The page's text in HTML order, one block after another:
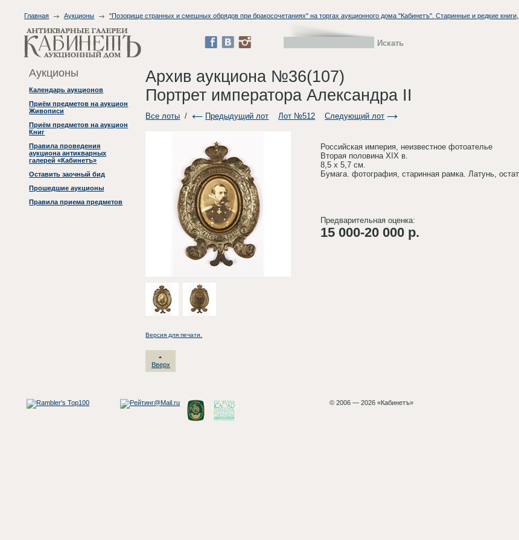
Главная Аукционы "Позорище странных и смешных обрядов при бракосочетаниях" на торгах аукционного дома "Кабинетъ". Старинные и редкие
Аукционы
Календарь аукционов
Приём предметов на аукцион
Живописи
Приём предметов на аукцион
Книг
Правила проведения
аукциона антикварных
галерей «Кабинетъ»
Оставить заочный бид
Прошедшие аукционы
Правила приема предметов
Архив аукциона №36(107)
Портрет императора Александра II
Все лоты / Предыдущий лот Лот №512 Следующий лот
Российская империя, неизвестное фотоателье
Вторая половина XIX в.
8,5 х 5,7 см.
Бумага. фотография, старинная рамка. Латунь,
Предварительная оценка:
15 000-20 000 р.
Версия для печати.
Вверх
© 2006 — 2026 «Кабинетъ»